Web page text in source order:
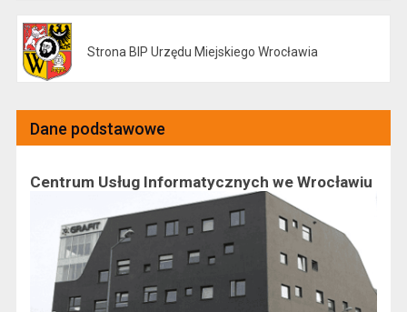
Strona BIP Urzędu Miejskiego Wrocławia
Dane podstawowe
Centrum Usług Informatycznych we Wrocławiu